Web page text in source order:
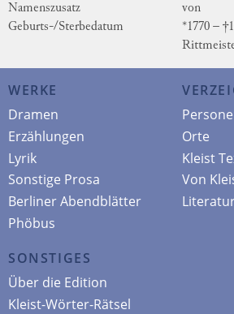
Namenszusatz
von
Geburts-/Sterbedatum
*1770 –
WERKE
Dramen
Erzählungen
Lyrik
Sonstige Prosa
Berliner Abendblätter
Phöbus
Orte
Kleist
Von
SONSTIGES
Über die Edition
Kleist-Wörter-Rätsel